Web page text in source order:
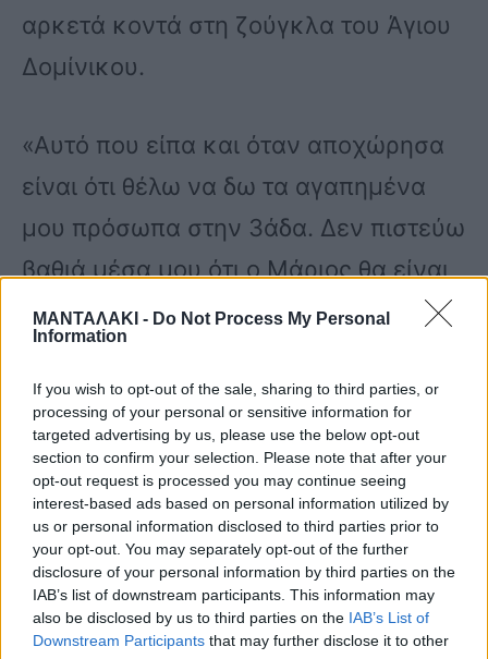
ΜΑΝΤΑΛΑΚΙ - Do Not Process My Personal
Information
If you wish to opt-out of the sale, sharing to third parties, or
processing of your personal or sensitive information for
targeted advertising by us, please use the below opt-out
section to confirm your selection. Please note that after your
opt-out request is processed you may continue seeing
interest-based ads based on personal information utilized by
us or personal information disclosed to third parties prior to
your opt-out. You may separately opt-out of the further
disclosure of your personal information by third parties on the
IAB’s list of downstream participants. This information may
also be disclosed by us to third parties on the IAB’s List of
Downstream Participants that may further disclose it to other
αρκετά κοντά στη ζούγκλα του Άγιου
Δομίνικου.
«Αυτό που είπα και όταν αποχώρησα
είναι ότι θέλω να δω τα αγαπημένα
μου πρόσωπα στην 3άδα. Δεν πιστεύω
βαθιά μέσα μου ότι ο Μάριος θα είναι
ο νικητής του Survivor», σχολίασε
«Πίστευα ότι ο Μπάρτζης θα περάσει
αλλά σήμερα ξύπνησα και είχα ένα
ένστικτο, ότι θα δω τον Μάριο στην
3άδα», πρόσθεσε αμέσως μετά.
«Θα είμαι ειλικρινής μαζί σου. Έχω